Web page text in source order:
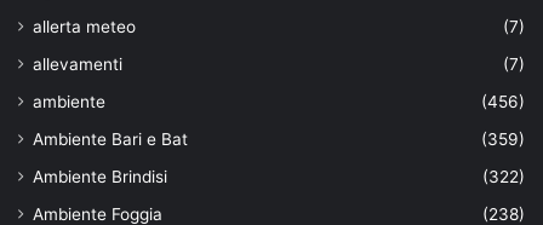
allerta meteo
(7)
allevamenti
(7)
ambiente
(456)
Ambiente Bari e Bat
(359)
Ambiente Brindisi
(322)
Ambiente Foggia
(238)